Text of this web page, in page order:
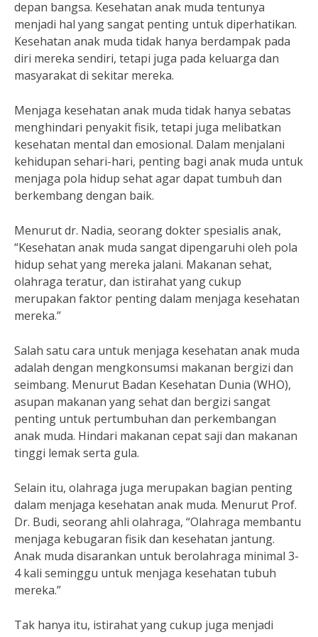
depan bangsa. Kesehatan anak muda tentunya
menjadi hal yang sangat penting untuk diperhatikan.
Kesehatan anak muda tidak hanya berdampak pada
diri mereka sendiri, tetapi juga pada keluarga dan
masyarakat di sekitar mereka.
Menjaga kesehatan anak muda tidak hanya sebatas
menghindari penyakit fisik, tetapi juga melibatkan
kesehatan mental dan emosional. Dalam menjalani
kehidupan sehari-hari, penting bagi anak muda untuk
menjaga pola hidup sehat agar dapat tumbuh dan
berkembang dengan baik.
Menurut dr. Nadia, seorang dokter spesialis anak,
“Kesehatan anak muda sangat dipengaruhi oleh pola
hidup sehat yang mereka jalani. Makanan sehat,
olahraga teratur, dan istirahat yang cukup
merupakan faktor penting dalam menjaga kesehatan
mereka.”
Salah satu cara untuk menjaga kesehatan anak muda
adalah dengan mengkonsumsi makanan bergizi dan
seimbang. Menurut Badan Kesehatan Dunia (WHO),
asupan makanan yang sehat dan bergizi sangat
penting untuk pertumbuhan dan perkembangan
anak muda. Hindari makanan cepat saji dan makanan
tinggi lemak serta gula.
Selain itu, olahraga juga merupakan bagian penting
dalam menjaga kesehatan anak muda. Menurut Prof.
Dr. Budi, seorang ahli olahraga, “Olahraga membantu
menjaga kebugaran fisik dan kesehatan jantung.
Anak muda disarankan untuk berolahraga minimal 3-
4 kali seminggu untuk menjaga kesehatan tubuh
mereka.”
Tak hanya itu, istirahat yang cukup juga menjadi